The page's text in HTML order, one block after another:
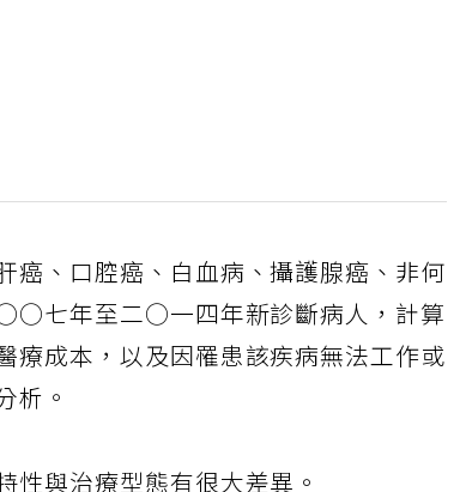
癌、口腔癌、白血病、攝護腺癌、非何
七年至二○一四年新診斷病人，計算
療成本，以及因罹患該疾病無法工作或
。